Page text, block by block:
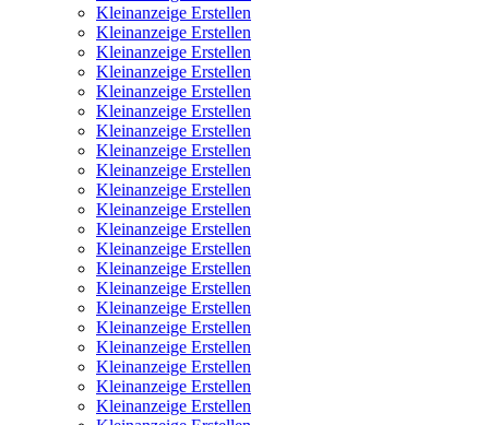
Kleinanzeige Erstellen
Kleinanzeige Erstellen
Kleinanzeige Erstellen
Kleinanzeige Erstellen
Kleinanzeige Erstellen
Kleinanzeige Erstellen
Kleinanzeige Erstellen
Kleinanzeige Erstellen
Kleinanzeige Erstellen
Kleinanzeige Erstellen
Kleinanzeige Erstellen
Kleinanzeige Erstellen
Kleinanzeige Erstellen
Kleinanzeige Erstellen
Kleinanzeige Erstellen
Kleinanzeige Erstellen
Kleinanzeige Erstellen
Kleinanzeige Erstellen
Kleinanzeige Erstellen
Kleinanzeige Erstellen
Kleinanzeige Erstellen